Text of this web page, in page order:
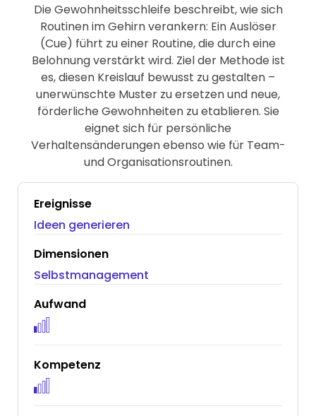
Die Gewohnheitsschleife beschreibt, wie sich
Routinen im Gehirn verankern: Ein Auslöser
(Cue) führt zu einer Routine, die durch eine
Belohnung verstärkt wird. Ziel der Methode ist
es, diesen Kreislauf bewusst zu gestalten –
unerwünschte Muster zu ersetzen und neue,
förderliche Gewohnheiten zu etablieren. Sie
eignet sich für persönliche
Verhaltensänderungen ebenso wie für Team-
und Organisationsroutinen.
Ereignisse
Ideen generieren
Dimensionen
Selbstmanagement
Aufwand
Kompetenz